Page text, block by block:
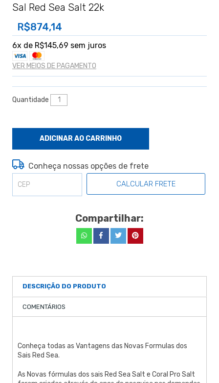
Sal Red Sea Salt 22k
R$874,14
6x de R$145,69 sem juros
VER MEIOS DE PAGAMENTO
Quantidade
Conheça nossas opções de frete
CALCULAR FRETE
Compartilhar:
DESCRIÇÃO DO PRODUTO
COMENTÁRIOS
Conheça todas as Vantagens das Novas Formulas dos
Sais Red Sea.
As Novas fórmulas dos sais Red Sea Salt e Coral Pro Salt